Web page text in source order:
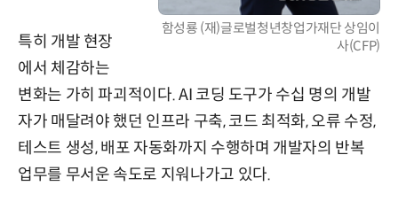
함성룡 (재)글로벌청년창업가재단 상임이
사(CFP)
특히 개발 현장
에서 체감하는
변화는 가히 파괴적이다. AI 코딩 도구가 수십 명의 개발
자가 매달려야 했던 인프라 구축, 코드 최적화, 오류 수정,
테스트 생성, 배포 자동화까지 수행하며 개발자의 반복
업무를 무서운 속도로 지워나가고 있다.